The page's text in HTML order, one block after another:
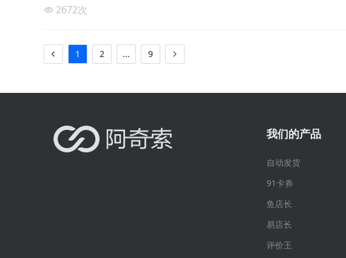
2672次
1 2 ... 9
我们的产品
自动发货
91卡券
鱼店长
易店长
评价王